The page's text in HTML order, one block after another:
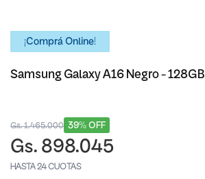
¡Comprá Online!
Samsung Galaxy A16 Negro - 128GB
39% OFF
Gs. 1.465.000
Gs. 898.045
HASTA 24 CUOTAS